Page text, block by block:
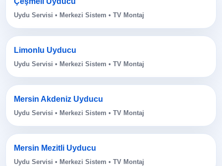
Uydu Servisi • Merkezi Sistem • TV Montaj
Limonlu Uyducu
Uydu Servisi • Merkezi Sistem • TV Montaj
Mersin Akdeniz Uyducu
Uydu Servisi • Merkezi Sistem • TV Montaj
Mersin Mezitli Uyducu
Uydu Servisi • Merkezi Sistem • TV Montaj